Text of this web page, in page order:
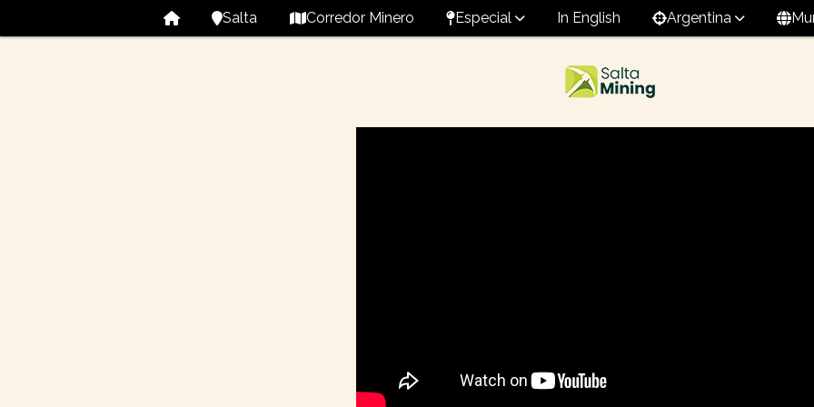
Salta Corredor Minero Especial In English Argentina